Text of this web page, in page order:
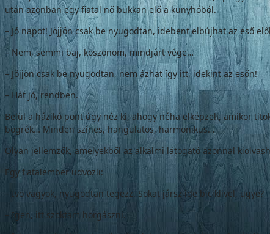
után azonban egy fiatal nő bukkan elő a kunyhóból.
– Jó napot! Jöjjön csak be nyugodtan, idebent elbújhat az eső
– Nem, semmi baj, köszönöm, mindjárt vége…
– Jöjjön csak be nyugodtan, nem ázhat így itt, idekint az esőn!
– Hát jó, rendben.
Belül a házikó pont úgy néz ki, ahogy néha elképzeli, amikor
bögrék… Minden színes, hangulatos, harmonikus…
Olyan jellemzők, amelyekből az alkalmi látogató azonnal
Egy fiatalember üdvözli:
– Ivo vagyok, nyugodtan tegezz. Sokat jársz ide biciklivel, ugye?
– Igen, itt szoktam horgászni.